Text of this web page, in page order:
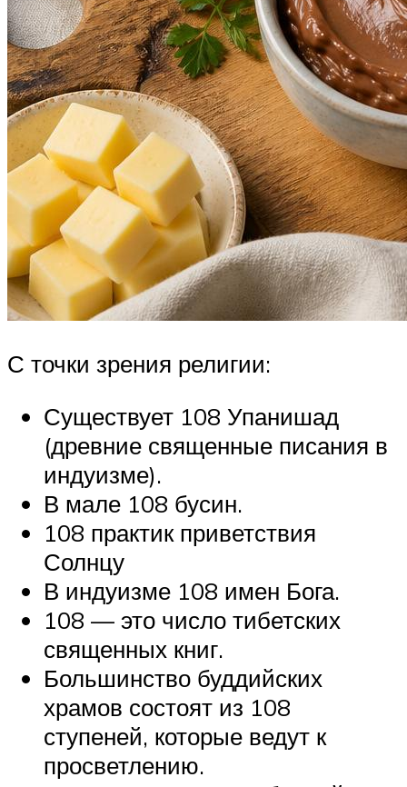
С точки зрения религии:
Существует 108 Упанишад
(древние священные писания в
индуизме).
В мале 108 бусин.
108 практик приветствия
Солнцу
В индуизме 108 имен Бога.
108 — это число тибетских
священных книг.
Большинство буддийских
храмов состоят из 108
ступеней, которые ведут к
просветлению.